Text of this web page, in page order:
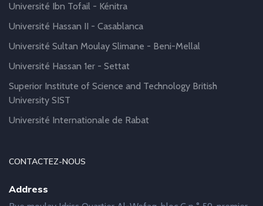
Université Ibn Tofail - Kénitra
Université Hassan II - Casablanca
Université Sultan Moulay Slimane - Beni-Mellal
Université Hassan 1er - Settat
Superior Institute of Science and Technology British
University SIST
Université Internationale de Rabat
CONTACTEZ-NOUS
Address